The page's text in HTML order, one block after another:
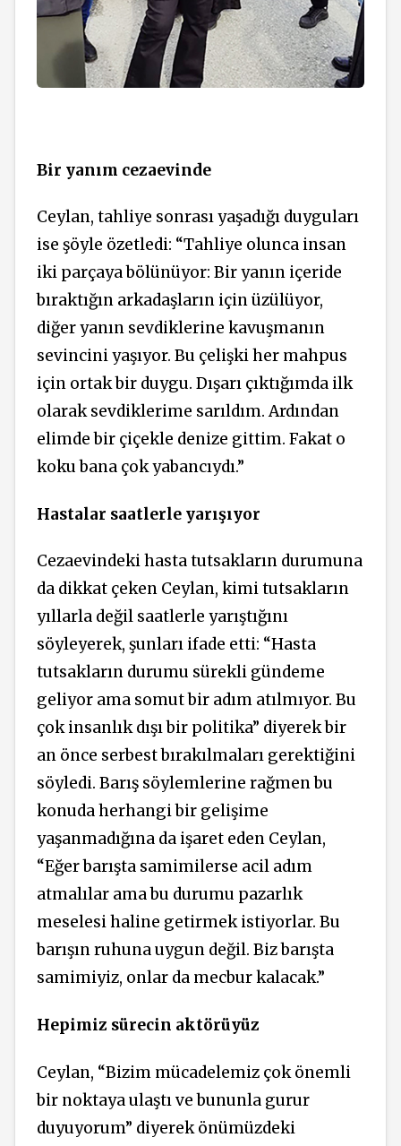
Bir yanım cezaevinde
Ceylan, tahliye sonrası yaşadığı duyguları
ise şöyle özetledi: “Tahliye olunca insan
iki parçaya bölünüyor: Bir yanın içeride
bıraktığın arkadaşların için üzülüyor,
diğer yanın sevdiklerine kavuşmanın
sevincini yaşıyor. Bu çelişki her mahpus
için ortak bir duygu. Dışarı çıktığımda ilk
olarak sevdiklerime sarıldım. Ardından
elimde bir çiçekle denize gittim. Fakat o
koku bana çok yabancıydı.”
Hastalar saatlerle yarışıyor
Cezaevindeki hasta tutsakların durumuna
da dikkat çeken Ceylan, kimi tutsakların
yıllarla değil saatlerle yarıştığını
söyleyerek, şunları ifade etti: “Hasta
tutsakların durumu sürekli gündeme
geliyor ama somut bir adım atılmıyor. Bu
çok insanlık dışı bir politika” diyerek bir
an önce serbest bırakılmaları gerektiğini
söyledi. Barış söylemlerine rağmen bu
konuda herhangi bir gelişime
yaşanmadığına da işaret eden Ceylan,
“Eğer barışta samimilerse acil adım
atmalılar ama bu durumu pazarlık
meselesi haline getirmek istiyorlar. Bu
barışın ruhuna uygun değil. Biz barışta
samimiyiz, onlar da mecbur kalacak.”
Hepimiz sürecin aktörüyüz
Ceylan, “Bizim mücadelemiz çok önemli
bir noktaya ulaştı ve bununla gurur
duyuyorum” diyerek önümüzdeki